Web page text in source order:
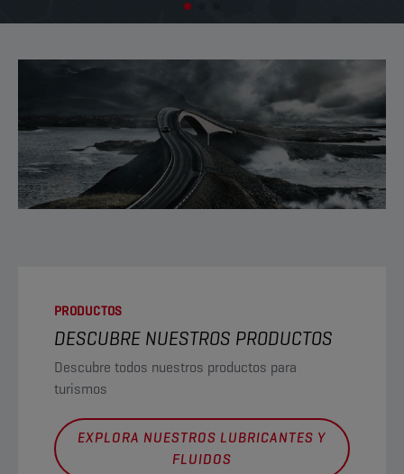
PRODUCTOS
DESCUBRE NUESTROS PRODUCTOS
Descubre todos nuestros productos para
turismos
EXPLORA NUESTROS LUBRICANTES Y
FLUIDOS